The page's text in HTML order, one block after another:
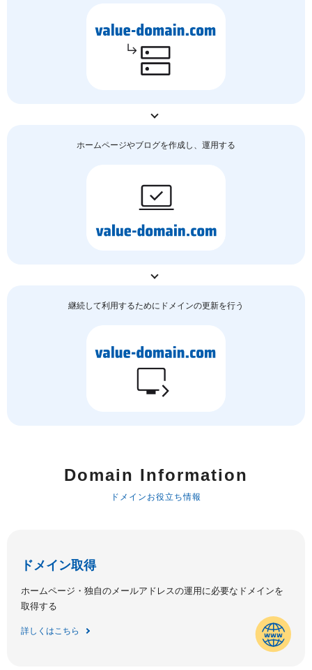
ホームページやブログを作成し、運用する
継続して利用するためにドメインの更新を行う
Domain Information
ドメインお役立ち情報
ドメイン取得
ホームページ・独自のメールアドレスの運用に必要なドメインを
取得する
詳しくはこちら